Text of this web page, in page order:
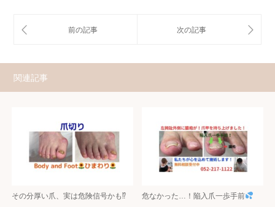
関連記事
その分厚い爪、実は危険信号かも⁉ 危なかった…！陥入爪一歩手前